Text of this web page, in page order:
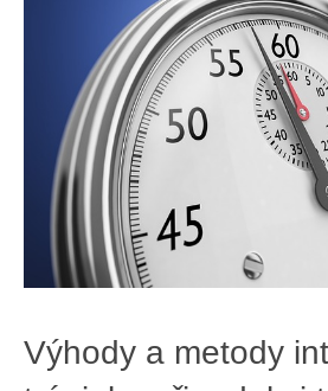
Výhody a metody